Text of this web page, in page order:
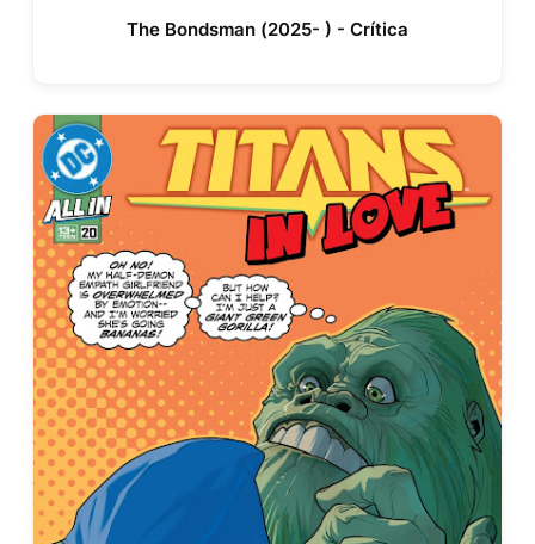
The Bondsman (2025- ) - Crítica